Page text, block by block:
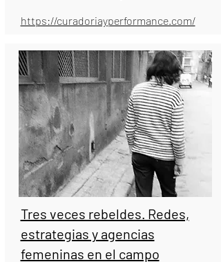
https://curadoriayperformance.com/
Tres veces rebeldes. Redes,
estrategias y agencias
femeninas en el campo